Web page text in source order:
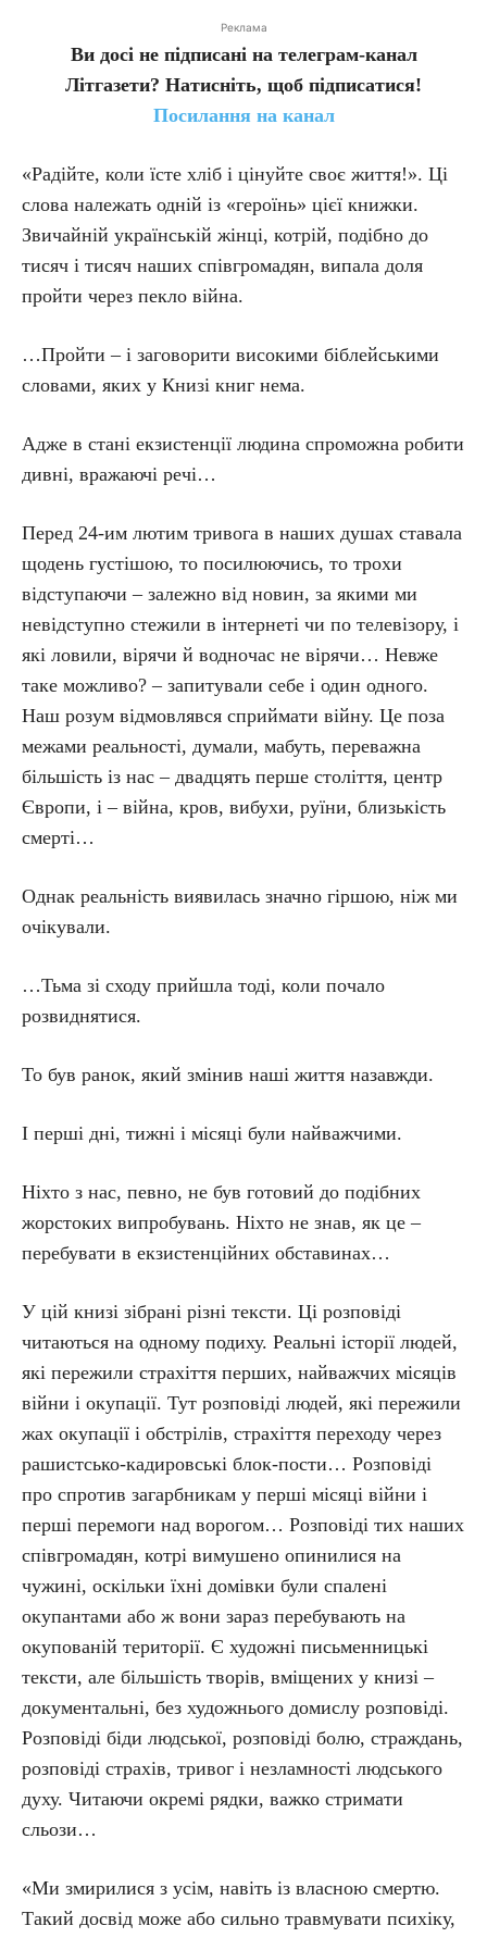
Реклама
Ви досі не підписані на телеграм-канал
Літгазети? Натисніть, щоб підписатися!
Посилання на канал
«Радійте, коли їсте хліб і цінуйте своє життя!». Ці
слова належать одній із «героїнь» цієї книжки.
Звичайній українській жінці, котрій, подібно до
тисяч і тисяч наших співгромадян, випала доля
пройти через пекло війна.
…Пройти – і заговорити висо­кими біб­лей­сь­ки­ми
сло­ва­ми, яких у Книзі книг нема.
Адже в стані екзистенції людина спроможна робити
дивні, вражаючі речі…
Перед 24-им лютим тривога в наших душах ставала
щодень густішою, то посилюючись, то трохи
відступаючи – залежно від новин, за якими ми
невідступно стежили в інтернеті чи по телевізору, і
які ловили, вірячи й водночас не вірячи… Невже
таке можливо? – запитували себе і один одного.
Наш розум відмовлявся сприймати війну. Це поза
межами реальності, думали, мабуть, переважна
більшість із нас – двадцять перше століття, центр
Європи, і – війна, кров, вибухи, руїни, близькість
смерті…
Однак реальність виявилась значно гіршою, ніж ми
очікували.
…Тьма зі сходу прийшла тоді, коли почало
розвиднятися.
То був ранок, який змінив наші життя назавжди.
І перші дні, тижні і місяці були найважчими.
Ніхто з нас, певно, не був готовий до подібних
жорстоких випробувань. Ніхто не знав, як це –
перебувати в екзистенційних обставинах…
У цій книзі зібрані різні тексти. Ці розповіді
читаються на одному подиху. Реальні історії людей,
які пережили страхіття перших, найважчих місяців
війни і окупації. Тут розповіді людей, які пережили
жах окупації і обстрілів, страхіття переходу через
рашистсько-кадировські блок-пости… Розповіді
про спротив загарбникам у перші місяці війни і
перші перемоги над ворогом… Розповіді тих наших
співгромадян, котрі вимушено опинилися на
чужині, оскільки їхні домівки були спалені
окупантами або ж вони зараз перебувають на
окупованій території. Є художні письменницькі
тексти, але більшість творів, вміщених у книзі –
документальні, без художнього домислу розповіді.
Розповіді біди людської, розповіді болю, страждань,
розповіді страхів, тривог і незламності людського
духу. Читаючи окремі рядки, важко стримати
сльози…
«Ми змирилися з усім, навіть із власною смертю.
Такий досвід може або сильно травмувати психіку,